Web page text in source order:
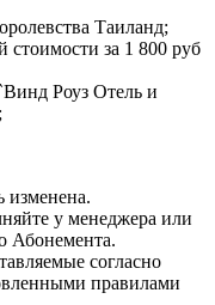
Таиланд;
за 1 800 руб
Роуз Отель и
изменена.
у менеджера или
Абонемента.
согласно
правилами